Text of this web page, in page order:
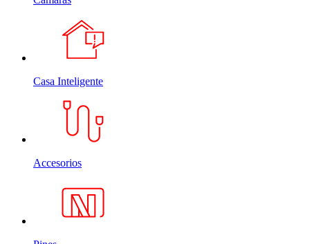
Casa Inteligente
Accesorios